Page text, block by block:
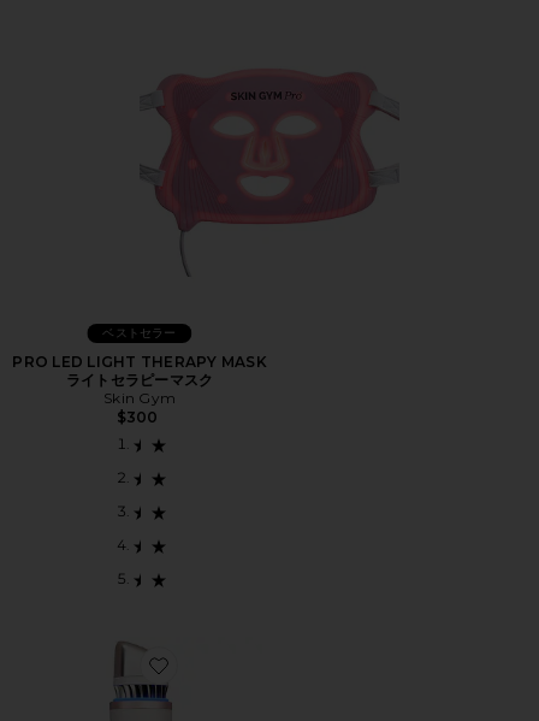
ベストセラー
PRO LED LIGHT THERAPY MASK
ライトセラピーマスク
Skin Gym
$300
Favorite THERAFACE DEPUFFING WAND テラフェー